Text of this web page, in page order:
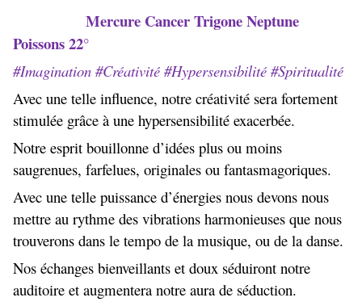
Mercure Cancer Trigone Neptune
Poissons 22°
#Imagination #Créativité #Hypersensibilité #Spiritualité
Avec une telle influence, notre créativité sera fortement
stimulée grâce à une hypersensibilité exacerbée.
Notre esprit bouillonne d’idées plus ou moins
saugrenues, farfelues, originales ou fantasmagoriques.
Avec une telle puissance d’énergies nous devons nous
mettre au rythme des vibrations harmonieuses que nous
trouverons dans le tempo de la musique, ou de la danse.
Nos échanges bienveillants et doux séduiront notre
auditoire et augmentera notre aura de séduction.